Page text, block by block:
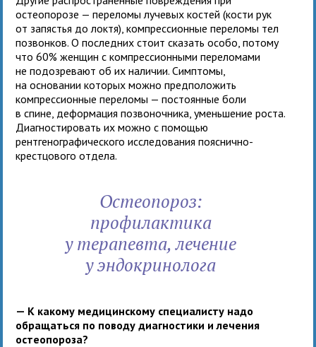
остеопорозе — переломы лучевых костей (кости рук
от запястья до локтя), компрессионные переломы тел
позвонков. О последних стоит сказать особо, потому
что 60% женщин с компрессионными переломами
не подозревают об их наличии. Симптомы,
на основании которых можно предположить
компрессионные переломы — постоянные боли
в спине, деформация позвоночника, уменьшение роста.
Диагностировать их можно с помощью
рентгенографического исследования пояснично-
крестцового отдела.
Остеопороз:
профилактика
у терапевта, лечение
у эндокринолога
— К какому медицинскому специалисту надо
обращаться по поводу диагностики и лечения
остеопороза?